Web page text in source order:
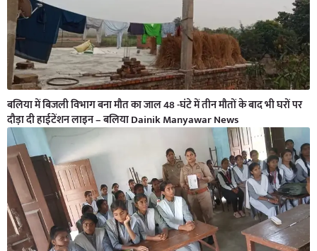
बलिया में बिजली विभाग बना मौत का जाल 48 -घंटे में तीन मौतों के बाद भी घरों पर
दौड़ा दी हाईटेंशन लाइन – बलिया Dainik Manyawar News